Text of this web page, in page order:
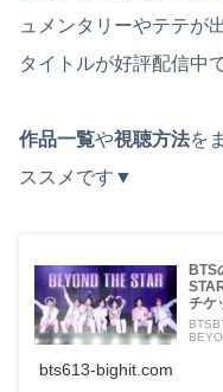
ュメンタリーやテテが
タイトルが好評配信中
作品一覧や視聴方法を
ススメです▼
BTS
チケ
bts613-bighit.com